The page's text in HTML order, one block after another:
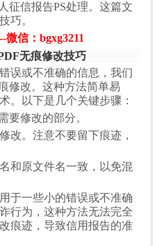
征信报告PS处理。这篇文
巧。
--微信：bgxg3211
无痕修改技巧
误或不准确的信息，我们
修改。这种方法简单易
。以下是几个关键步骤：
要修改的部分。
改。注意不要留下痕迹，
和原文件名一致，以免混
于一些小的错误或不准确
行为，这种方法无法完全
痕迹，导致信用报告的准